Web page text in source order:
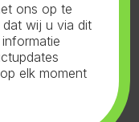
ons op te
wij u via dit
elk moment